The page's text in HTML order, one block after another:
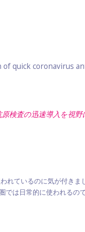
of quick coronavirus
検査の迅速導入を視野
れているのに気が付き
では日常的に使われるの